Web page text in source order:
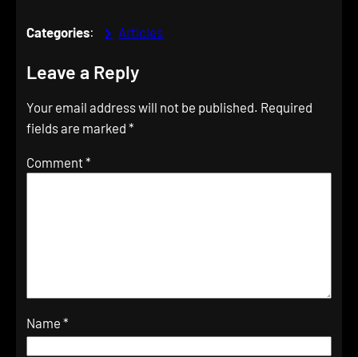
Categories: Articles
Leave a Reply
Your email address will not be published. Required
fields are marked*
Comment*
Name*